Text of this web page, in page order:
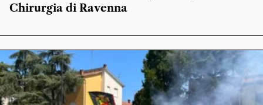
Chirurgia di Ravenna